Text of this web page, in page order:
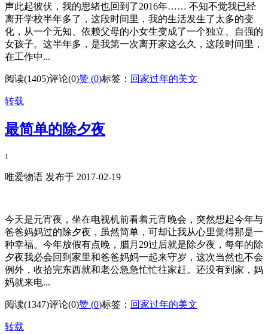
声此起彼伏，我的思绪也回到了2016年…… 不知不觉我已经
离开学校半年多了，这段时间里，我的生活发生了太多的变
化，从一个无知、依赖父母的小女生变成了一个独立、自强的
女孩子。这半年多，是我第一次离开家这么久，这段时间里，
在工作中...
阅读(1405)评论(0)赞 (0)标签： 回家过年的美文
转载
最简单的除夕夜
1
唯爱物语 发布于 2017-02-19
今天是元宵夜，坐在电视机前看着元宵晚会，突然想起今年与
爸爸妈妈过的除夕夜，虽然简单，可却让我从心里觉得那是一
种幸福。今年放假有点晚，腊月29过后就是除夕夜，每年的除
夕夜我必会回到家里和爸爸妈妈一起来守岁，这次当然也不会
例外，收拾完东西就和老公急急忙忙往家赶。还没有到家，妈
妈就来电...
阅读(1347)评论(0)赞 (0)标签： 回家过年的美文
转载